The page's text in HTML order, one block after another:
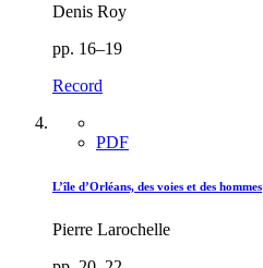
Denis Roy
pp. 16–19
Record
PDF
L’île d’Orléans, des voies et des hommes
Pierre Larochelle